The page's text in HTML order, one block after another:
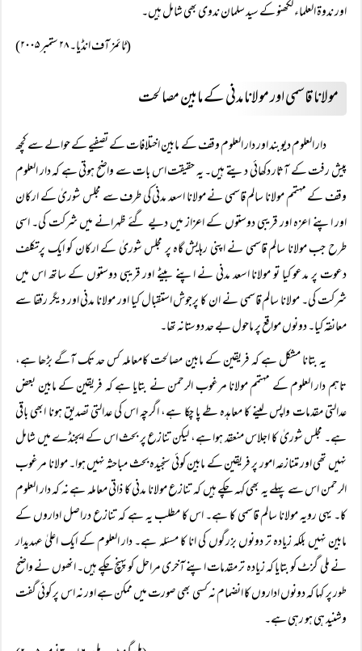
اور ندوۃ العلماء لکھنو کے سید سلمان ندوی بھی شامل ہیں۔
(ٹائمز آف انڈیا۔ ۲۸ ستمبر ۲۰۰۵)
مولانا قاسمی اور مولانا مدنی کے مابین مصالحت
دار العلوم دیوبند اور دار العلوم وقف کے مابین اختلافات کے تصفیے کے حوالے سے کچھ
پیش رفت کے آثار دکھائی دیتے ہیں۔ یہ حقیقت اس بات سے واضح ہوتی ہے کہ دار العلوم
وقف کے مہتمم مولانا سالم قاسمی نے مولانا اسعد مدنی کی طرف سے مجلس شوریٰ کے ارکان
اور اپنے اعزہ اور قریبی دوستوں کے اعزاز میں دیے گئے ظہرانے میں شرکت کی۔ اسی
طرح جب مولانا سالم قاسمی نے اپنی رہایش گاہ پر مجلس شوریٰ کے ارکان کو ایک پرتکلف
دعوت پر مدعو کیا تو مولانا اسعد مدنی نے اپنے بیٹے اور قریبی دوستوں کے ساتھ اس میں
شرکت کی۔ مولانا سالم قاسمی نے ان کا پرجوش استقبال کیا اور مولانا مدنی اور دیگر رفقا سے
معانقہ کیا۔ دونوں مواقع پر ماحول بے حد دوستانہ تھا۔
یہ بتانا مشکل ہے کہ فریقین کے مابین مصالحت کامعاملہ کس حد تک آگے بڑھا ہے،
تاہم دار العلوم کے مہتمم مولانا مرغوب الرحمن نے بتایا ہے کہ فریقین کے مابین بعض
عدالتی مقدمات واپس لینے کا معاہدہ طے پا چکا ہے، اگرچہ اس کی عدالتی تصدیق ہونا ابھی باقی
ہے۔ مجلس شوریٰ کا اجلاس منعقد ہوا ہے، لیکن تنازع پر بحث اس کے ایجنڈے میں شامل
نہیں تھی اور متنازعہ امور پر فریقین کے مابین کوئی سنجیدہ بحث مباحثہ نہیں ہوا۔ مولانا مرغوب
الرحمن اس سے پہلے یہ بھی کہہ چکے ہیں کہ تنازع مولانا مدنی کا ذاتی معاملہ ہے نہ کہ دار العلوم
کا۔ یہی رویہ مولانا سالم قاسمی کا ہے۔ اس کا مطلب یہ ہے کہ تنازع دراصل اداروں کے
مابین نہیں بلکہ زیادہ تر دونوں بزرگوں کی انا کا مسئلہ ہے۔ دار العلوم کے ایک اعلیٰ عہدیدار
نے ملی گزٹ کو بتایا کہ زیادہ تر مقدمات اپنے آخری مراحل کو پہنچ چکے ہیں۔ انھوں نے واضح
طور پر کہا کہ دونوں اداروں کا انضمام نہ کسی بھی صورت میں ممکن ہے اور نہ اس پر کوئی گفت
وشنید ہی ہو رہی ہے۔